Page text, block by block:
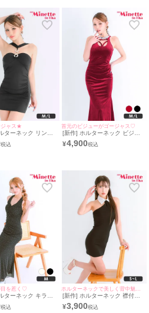
性上、背中が大きく開いたバックコンシャ
。
振り返った瞬間の大胆な肌魅せは、
生み出します。
ックキャバドレス
は、程よい緊張感を与
研ぎ澄ませてくれます。
レース素材など、ディテールにこだわった
スタイルが完成します。
ルと、計算されたシルエットで、
クシーさを手に入れてみませんか？
で、あなたの魅力がさらに多角的に輝き出
ジャス★
ターネック リング
ニドレス (M~Lサイズ
着用) | myMinette/
首元のビジューがゴージャス♡
[新作] ホルターネック ビジュ
ー バストコード タイトドレス
(みのり着用/M~Lサイズ対応) |
¥4,900
目を惹く♡
ターネック キラキ
せ ロングドレス (ね
サイズ対応) |
[新作] ホルターネック 襟付き
タイトドレス (ちぴたん着
用/S~Lサイズ対応) |
¥3,900